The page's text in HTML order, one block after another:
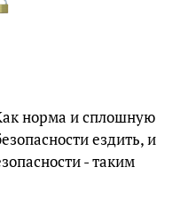
норма и сплошную
ездить, и
- таким